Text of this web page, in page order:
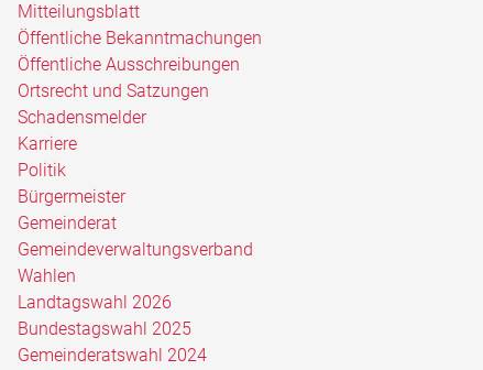
Mitteilungsblatt
Öffentliche Bekanntmachungen
Öffentliche Ausschreibungen
Ortsrecht und Satzungen
Schadensmelder
Karriere
Politik
Bürgermeister
Gemeinderat
Gemeindeverwaltungsverband
Wahlen
Landtagswahl 2026
Bundestagswahl 2025
Gemeinderatswahl 2024